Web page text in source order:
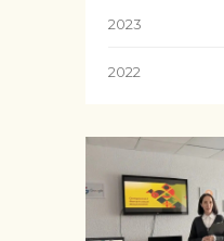
2023
2022